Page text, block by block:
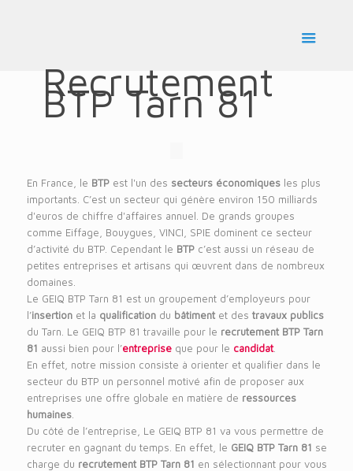
Recrutement
BTP Tarn 81
En France, le BTPest l'un des secteurs économiquesles plus
importants. C’est un secteur qui génère environ 150 milliards
d'euros de chiffre d'affaires annuel. De grands groupes
comme Eiffage, Bouygues, VINCI, SPIE dominent ce secteur
d’activité du BTP. Cependant le BTPc’est aussi un réseau de
petites entreprises et artisans qui œuvrent dans de nombreux
domaines.
Le GEIQ BTP Tarn 81 est un groupement d’employeurs pour
l’insertionet la qualificationdu bâtimentet des travaux publics
du Tarn. Le GEIQ BTP 81 travaille pour le recrutement BTP Tarn
81 aussi bien pour l’entrepriseque pour le candidat.
En effet, notre mission consiste à orienter et qualifier dans le
secteur du BTP un personnel motivé afin de proposer aux
entreprises une offre globale en matière de ressources
humaines.
Du côté de l’entreprise, Le GEIQ BTP 81 va vous permettre de
recruter en gagnant du temps. En effet, le GEIQ BTP Tarn 81 se
charge du recrutement BTP Tarn 81 en sélectionnant pour vous